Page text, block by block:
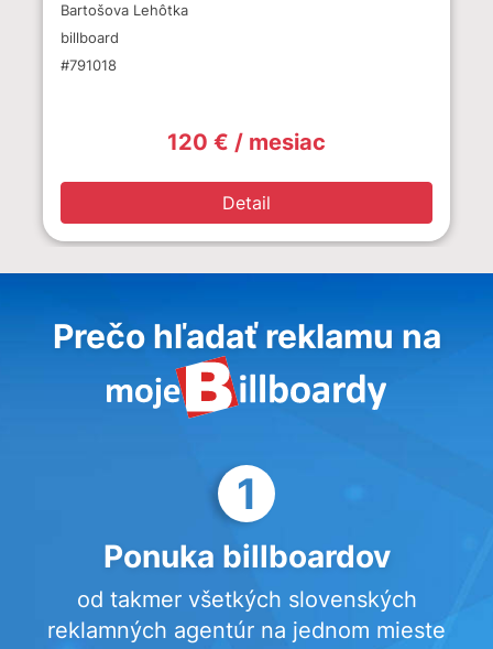
Bartošova Lehôtka
billboard
#791018
120 € / mesiac
Detail
Prečo hľadať reklamu na
1
Ponuka billboardov
od takmer všetkých slovenských
reklamných agentúr na jednom mieste